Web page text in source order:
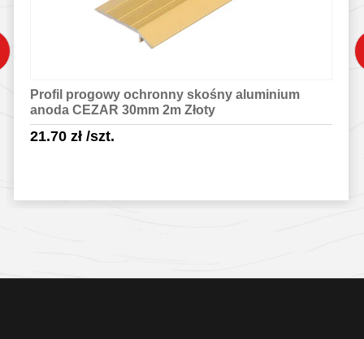
Profil progowy ochronny skośny aluminium
anoda CEZAR 30mm 2m Złoty
21.70 zł/szt.